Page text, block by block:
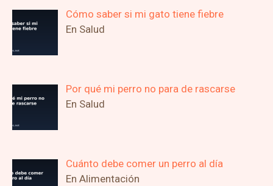
Cómo saber si mi gato tiene fiebre
En Salud
Por qué mi perro no para de rascarse
En Salud
Cuánto debe comer un perro al día
En Alimentación